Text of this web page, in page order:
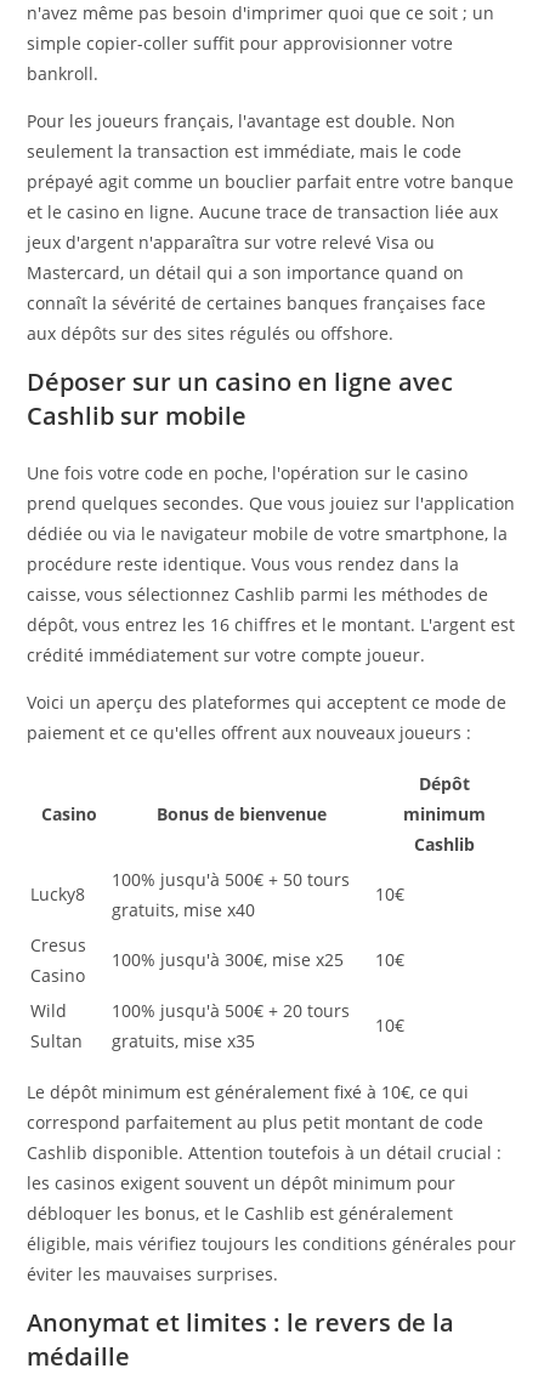
n'avez même pas besoin d'imprimer quoi que ce soit ; un
simple copier-coller suffit pour approvisionner votre
bankroll.
Pour les joueurs français, l'avantage est double. Non
seulement la transaction est immédiate, mais le code
prépayé agit comme un bouclier parfait entre votre banque
et le casino en ligne. Aucune trace de transaction liée aux
jeux d'argent n'apparaîtra sur votre relevé Visa ou
Mastercard, un détail qui a son importance quand on
connaît la sévérité de certaines banques françaises face
aux dépôts sur des sites régulés ou offshore.
Déposer sur un casino en ligne avec
Cashlib sur mobile
Une fois votre code en poche, l'opération sur le casino
prend quelques secondes. Que vous jouiez sur l'application
dédiée ou via le navigateur mobile de votre smartphone, la
procédure reste identique. Vous vous rendez dans la
caisse, vous sélectionnez Cashlib parmi les méthodes de
dépôt, vous entrez les 16 chiffres et le montant. L'argent est
crédité immédiatement sur votre compte joueur.
Voici un aperçu des plateformes qui acceptent ce mode de
paiement et ce qu'elles offrent aux nouveaux joueurs :
Casino Bonus de bienvenue
Dépôt
minimum
Cashlib
Lucky8
100% jusqu'à 500€ + 50 tours
gratuits, mise x40
10€
Cresus
Casino
100% jusqu'à 300€, mise x25 10€
Wild
Sultan
100% jusqu'à 500€ + 20 tours
gratuits, mise x35
10€
Le dépôt minimum est généralement fixé à 10€, ce qui
correspond parfaitement au plus petit montant de code
Cashlib disponible. Attention toutefois à un détail crucial :
les casinos exigent souvent un dépôt minimum pour
débloquer les bonus, et le Cashlib est généralement
éligible, mais vérifiez toujours les conditions générales pour
éviter les mauvaises surprises.
Anonymat et limites : le revers de la
médaille